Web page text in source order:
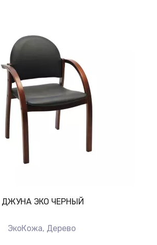
ДЖУНА ЭКО ЧЕРНЫЙ
ЭкоКожа, Дерево